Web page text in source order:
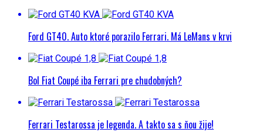
Ford GT40. Auto ktoré porazilo Ferrari. Má LeMans v krvi
Bol Fiat Coupé iba Ferrari pre chudobných?
Ferrari Testarossa je legenda. A takto sa s ňou žije!